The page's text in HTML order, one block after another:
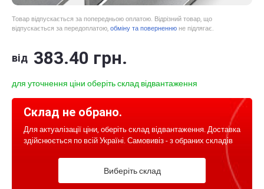
Товар відпускається за попередньою оплатою. Відрізний товар, що
відпускається за передоплатою, обміну та поверненню не підлягає.
від 383.40 грн.
для уточнення ціни оберіть склад відвантаження
Склад не обрано.
Для актуалізації ціни, оберіть склад відвантаження. Доставка
здійснюється по всій Україні. Самовивіз - з обраних складів
Виберіть склад